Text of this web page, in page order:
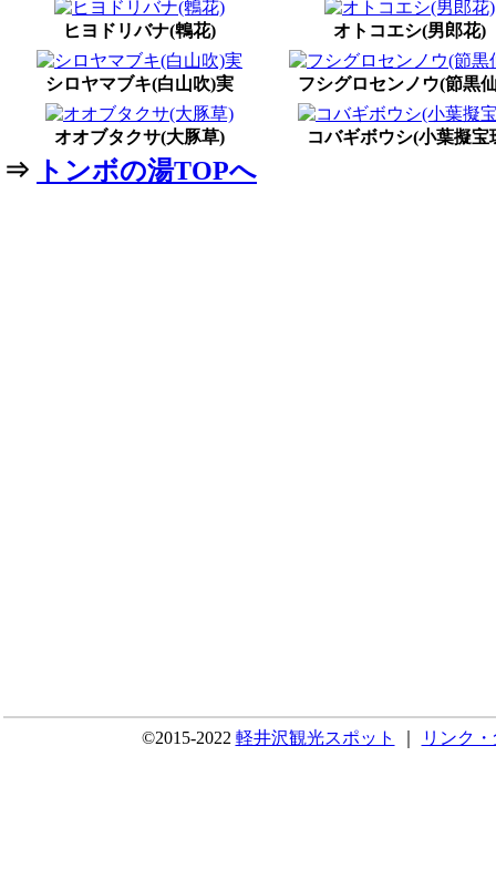
ヒヨドリバナ(鵯花) オトコエシ(男郎花)
シロヤマブキ(白山吹)実 フシグロセンノウ(節黒
オオブタクサ(大豚草) コバギボウシ(小葉擬宝
⇒ トンボの湯TOPへ
©2015-2022 軽井沢観光スポット リンク